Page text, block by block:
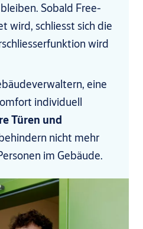
Sobald Free-
wird, schliesst sich die
wird
eine
individuell
Türen und
nicht mehr
im Gebäude.